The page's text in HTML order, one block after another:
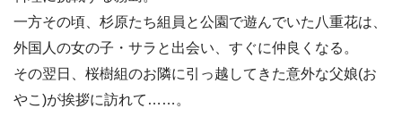
一方その頃、杉原たち組員と公園で遊んでいた八重花は、
外国人の女の子・サラと出会い、すぐに仲良くなる。
その翌日、桜樹組のお隣に引っ越してきた意外な父娘(お
やこ)が挨拶に訪れて……。